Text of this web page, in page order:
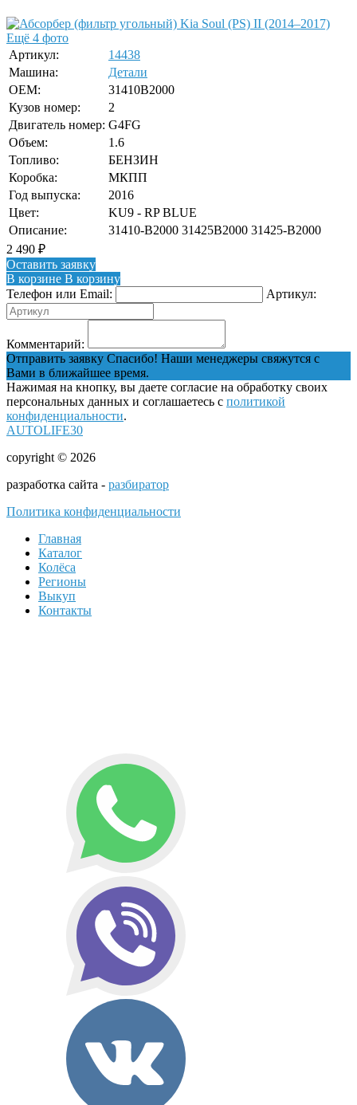
Ещё 4 фото
Артикул:
14438
Машина:
Детали
OEM:
31410B2000
Кузов номер:
2
Двигатель номер: G4FG
Объем:
1.6
Топливо:
БЕНЗИН
Коробка:
МКПП
Год выпуска:
2016
Цвет:
KU9 - RP BLUE
Описание:
31410-B2000 31425B2000 31425-B2000
2 490 ₽
Оставить заявку
В корзине В корзину
Телефон или Email:
Артикул:
Комментарий:
Отправить заявку Спасибо! Наши менеджеры свяжутся с
Вами в ближайшее время.
Нажимая на кнопку, вы даете согласие на обработку своих
персональных данных и соглашаетесь с политикой
конфиденциальности.
AUTOLIFE30
copyright © 2026
разработка сайта - разбиратор
Политика конфиденциальности
Главная
Каталог
Колёса
Регионы
Выкуп
Контакты